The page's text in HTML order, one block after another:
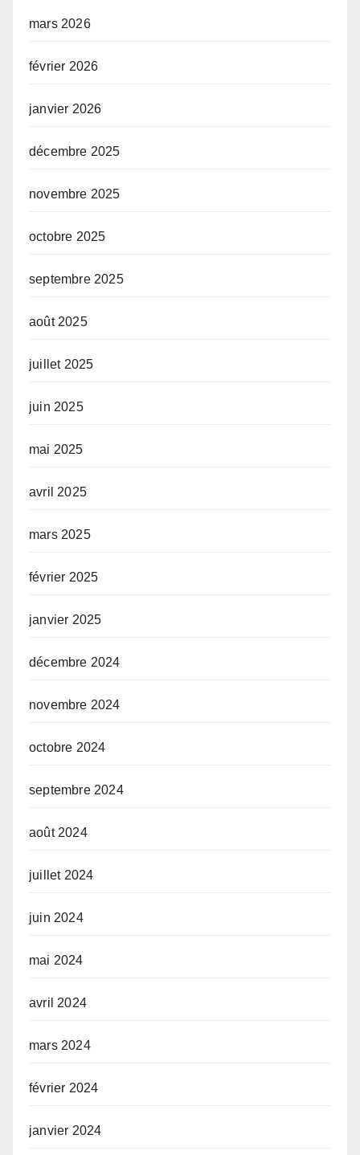
mars 2026
février 2026
janvier 2026
décembre 2025
novembre 2025
octobre 2025
septembre 2025
août 2025
juillet 2025
juin 2025
mai 2025
avril 2025
mars 2025
février 2025
janvier 2025
décembre 2024
novembre 2024
octobre 2024
septembre 2024
août 2024
juillet 2024
juin 2024
mai 2024
avril 2024
mars 2024
février 2024
janvier 2024